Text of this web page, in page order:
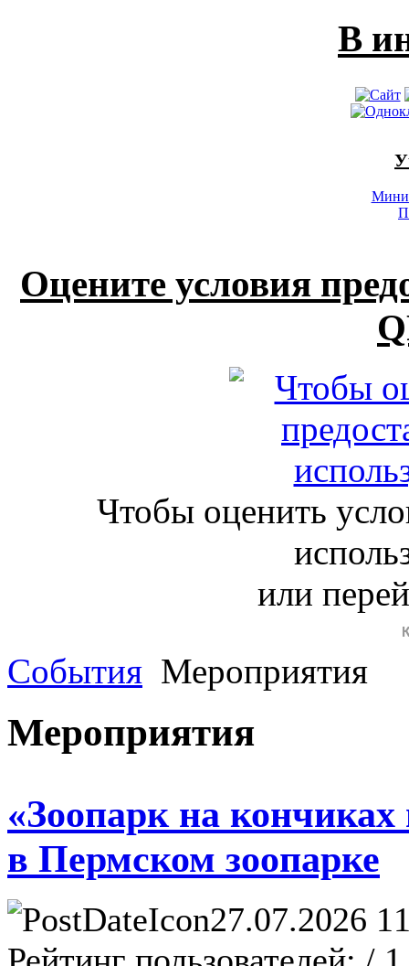
В
Оцените условия
Чтобы оценить
или
События Мероприятия
Мероприятия
«Зоопарк на
в Пермском зоопарке
27.07.2026